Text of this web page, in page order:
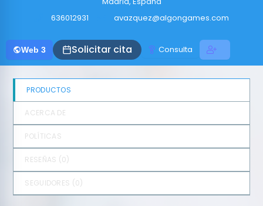
636012931
avazquez@algongames.com
Web 3 Solicitar cita Consulta
PRODUCTOS
ACERCA DE
POLÍTICAS
RESEÑAS (0 )
SEGUIDORES (0 )